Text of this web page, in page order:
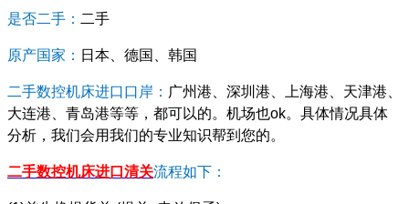
是否二手： 二手
原产国家： 日本、德国、韩国
二手数控机床进口口岸： 广州港、深圳港、上海港、天津港、
大连港、青岛港等等，都可以的。机场也ok。具体情况具体
分析，我们会用我们的专业知识帮到您的。
二手数控机床进口清关流程如下：